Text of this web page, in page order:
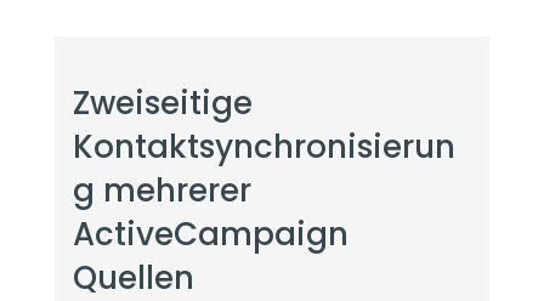
Zweiseitige
Kontaktsynchronisierun
g mehrerer
ActiveCampaign
Quellen